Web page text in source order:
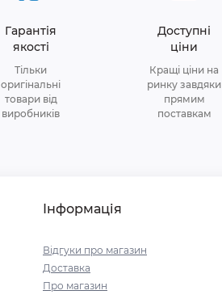
Гарантія
якості
Тільки
оригінальні
товари від
виробників
Доступні
ціни
Кращі ціни на
ринку завдяки
прямим
поставкам
Інформація
Відгуки про магазин
Доставка
Про магазин